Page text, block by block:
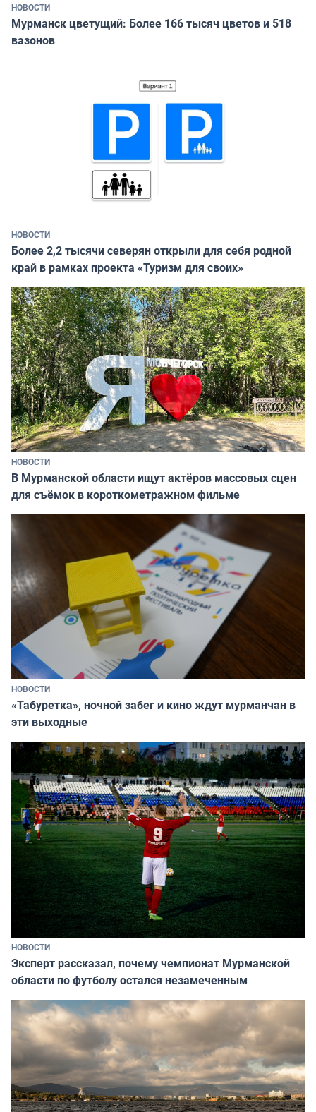
НОВОСТИ
Мурманск цветущий: Более 166 тысяч цветов и 518
вазонов
НОВОСТИ
Более 2,2 тысячи северян открыли для себя родной
край в рамках проекта «Туризм для своих»
НОВОСТИ
В Мурманской области ищут актёров массовых сцен
для съёмок в короткометражном фильме
НОВОСТИ
«Табуретка», ночной забег и кино ждут мурманчан в
эти выходные
НОВОСТИ
Эксперт рассказал, почему чемпионат Мурманской
области по футболу остался незамеченным